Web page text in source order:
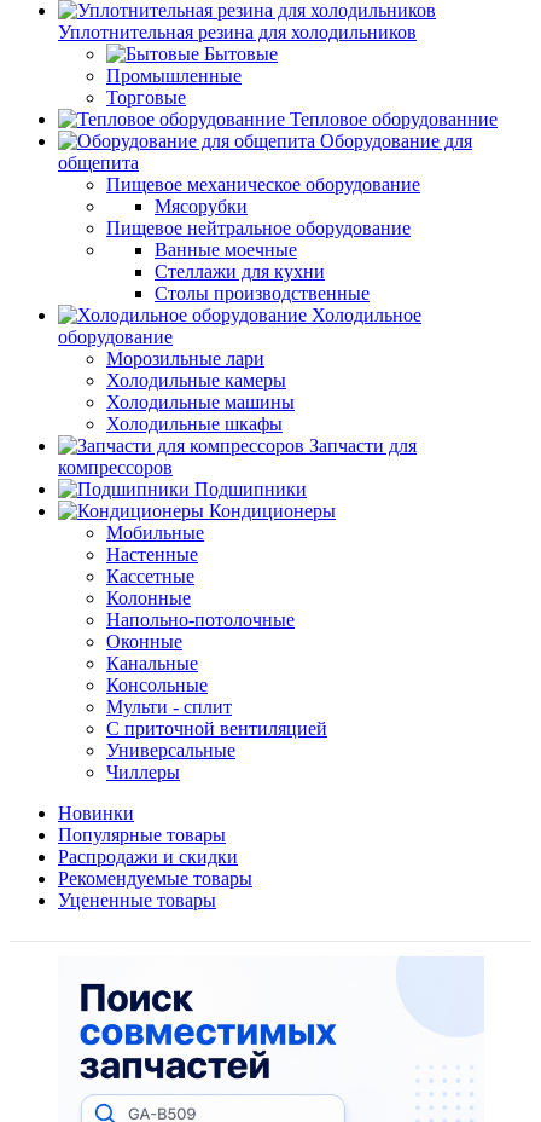
Уплотнительная резина для холодильников
Бытовые
Промышленные
Торговые
Тепловое оборудованние
Оборудование для
общепита
Пищевое механическое оборудование
Мясорубки
Пищевое нейтральное оборудование
Ванные моечные
Стеллажи для кухни
Столы производственные
Холодильное
оборудование
Морозильные лари
Холодильные камеры
Холодильные машины
Холодильные шкафы
Запчасти для
компрессоров
Подшипники
Кондиционеры
Мобильные
Настенные
Кассетные
Колонные
Напольно-потолочные
Оконные
Канальные
Консольные
Мульти - сплит
С приточной вентиляцией
Универсальные
Чиллеры
Новинки
Популярные товары
Распродажи и скидки
Рекомендуемые товары
Уцененные товары